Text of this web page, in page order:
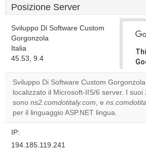
Posizione Server
Sviluppo Di Software Custom
Gorgonzola
Italia
45.53, 9.4
Sviluppo Di Software Custom
localizzato il Microsoft-IIS/6 server. I
sono ns2.comdotitaly.com, e
per il linguaggio ASP.NET lingua.
IP:
194.185.119.241